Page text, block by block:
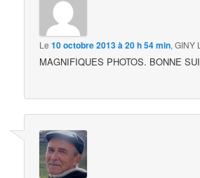
Le10 octobre 2013 à 20 h 54 min,GINY
MAGNIFIQUES PHOTOS. BONNE